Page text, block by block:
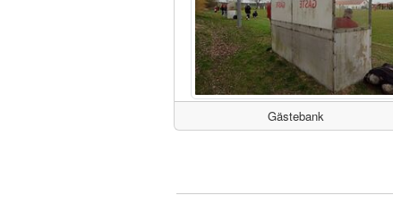
Gästebank